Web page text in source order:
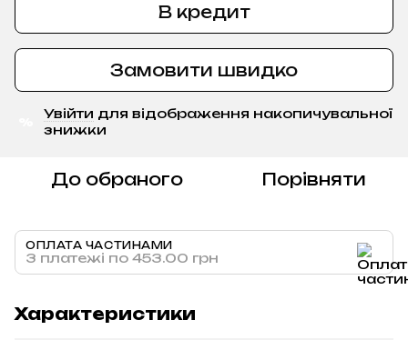
В кредит
Замовити швидко
Увійти для відображення накопичувальної
знижки
До обраного Порівняти
ОПЛАТА ЧАСТИНАМИ
3 платежі по 453.00 грн
Характеристики